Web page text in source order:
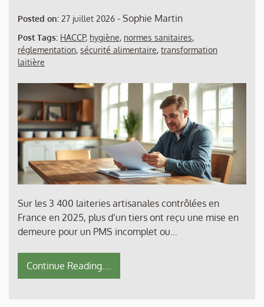
Posted on: 27 juillet 2026 - Sophie Martin
Post Tags: HACCP, hygiène, normes sanitaires,
réglementation, sécurité alimentaire, transformation
laitière
Sur les 3 400 laiteries artisanales contrôlées en
France en 2025, plus d’un tiers ont reçu une mise en
demeure pour un PMS incomplet ou…
Continue Reading....